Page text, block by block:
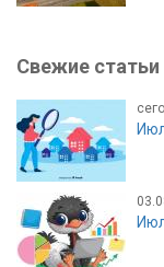
Свежие статьи